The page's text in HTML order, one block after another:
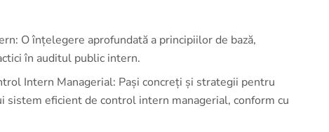
O înțelegere aprofundată a principiilor de bază,
în auditul public intern.
Intern Managerial: Pași concreți și strategii pentru
sistem eficient de control intern managerial, conform cu